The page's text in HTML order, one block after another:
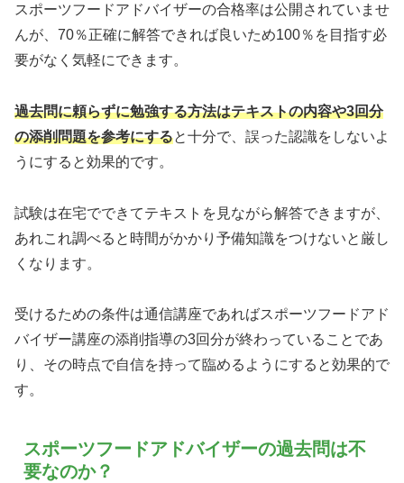
スポーツフードアドバイザーの合格率は公開されていませ
んが、70％正確に解答できれば良いため100％を目指す必
要がなく気軽にできます。
過去問に頼らずに勉強する方法はテキストの内容や3回分
の添削問題を参考にすると十分で、誤った認識をしないよ
うにすると効果的です。
試験は在宅でできてテキストを見ながら解答できますが、
あれこれ調べると時間がかかり予備知識をつけないと厳し
くなります。
受けるための条件は通信講座であればスポーツフードアド
バイザー講座の添削指導の3回分が終わっていることであ
り、その時点で自信を持って臨めるようにすると効果的で
す。
スポーツフードアドバイザーの過去問は不
要なのか？